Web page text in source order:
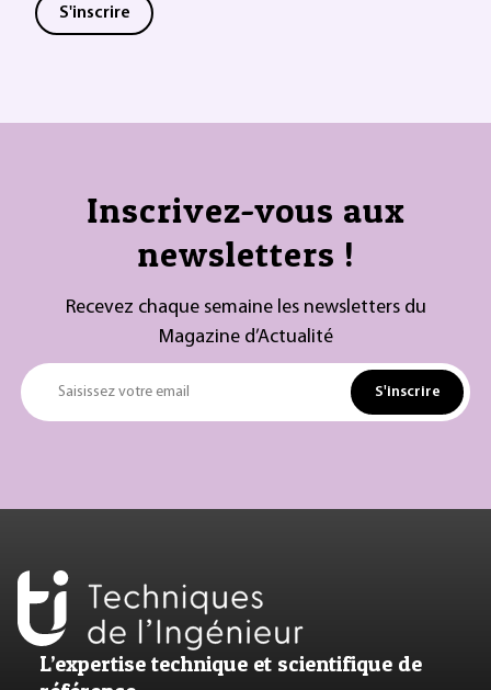
S'inscrire
Inscrivez-vous aux
newsletters !
Recevez chaque semaine les newsletters du
Magazine d’Actualité
Saisissez votre email S'inscrire
L’expertise technique et scientifique de